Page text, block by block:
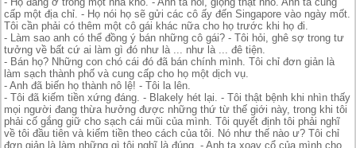
cấp một địa chỉ. - Họ nói họ sẽ gửi các cô ấy đến Singapore vào ngày mốt.
Tôi cần phải có thêm một cô gái khác nữa cho họ trước khi họ đi.
- Làm sao anh có thể đồng ý bán những cô gái? - Tôi hỏi, ghê sợ trong tư
tưởng về bất cứ ai làm gì đó như là ... như là ... đê tiện.
- Bán họ? Những con chó cái đó đã bán chính mình. Tôi chỉ đơn giản là
làm sạch thành phố và cung cấp cho họ một dịch vụ.
- Anh đã biến họ thành nô lệ! - Tôi la lên.
- Tôi đã kiếm tiền xứng đáng. - Blakely hét lại. - Tôi thật bệnh khi nhìn thấy
mọi người đang thừa hưởng được những thứ từ thế giới này, trong khi tôi
phải cố gắng giữ cho sạch cái mũi của mình. Tôi quyết định tôi phải nghĩ
về tôi đầu tiên và kiếm tiền theo cách của tôi. Nó như thế nào ư? Tôi chỉ
đơn giản là làm những gì tôi nghĩ là đúng. - Anh ta xoay cổ của mình cho